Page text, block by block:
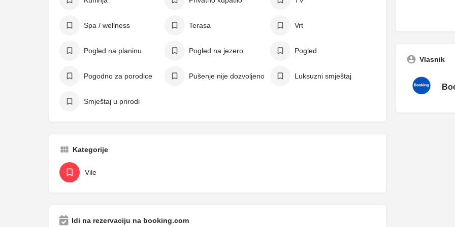
Spa / wellness Terasa Vrt
Pogled na planinu Pogled na jezero Pogled
Pogodno za porodice Pušenje nije dozvoljeno Luksuzni smještaj
Smještaj u prirodi
Kategorije
Vile
Idi na rezervaciju na booking.com
Vlasnik